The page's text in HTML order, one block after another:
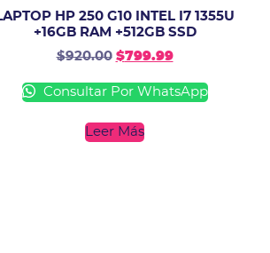
HP 250 G10 INTEL I7 1355U
+16GB RAM +512GB SSD
$920.00 $799.99
Consultar Por WhatsApp
Leer Más